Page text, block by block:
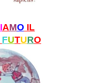
IAMO IL
FUTURO